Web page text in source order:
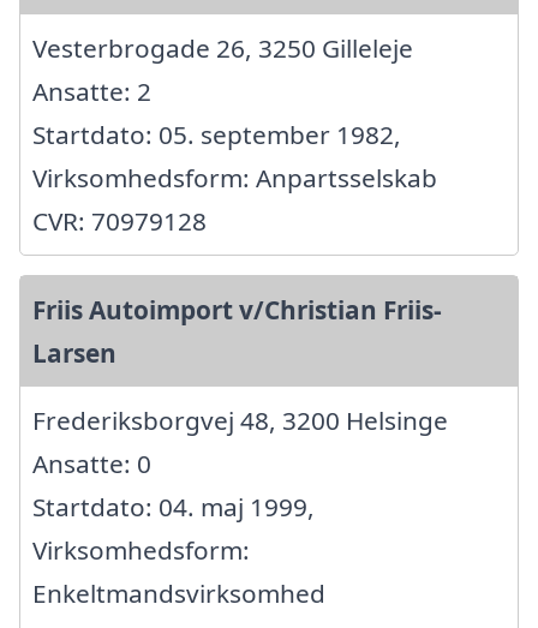
Vesterbrogade 26, 3250 Gilleleje
Ansatte: 2
Startdato: 05. september 1982,
Virksomhedsform: Anpartsselskab
CVR: 70979128
Friis Autoimport v/Christian Friis-
Larsen
Frederiksborgvej 48, 3200 Helsinge
Ansatte: 0
Startdato: 04. maj 1999,
Virksomhedsform:
Enkeltmandsvirksomhed